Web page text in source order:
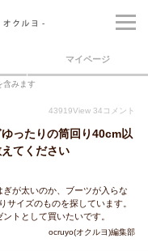
マイページ
含みます
43919View 34 コメント
ったりの筒回り40cm以
えてください
が太いのか、ブーツが入らな
サイズのものを探しています。
トとして買いたいです。
ocruyo(オクルヨ)編集部